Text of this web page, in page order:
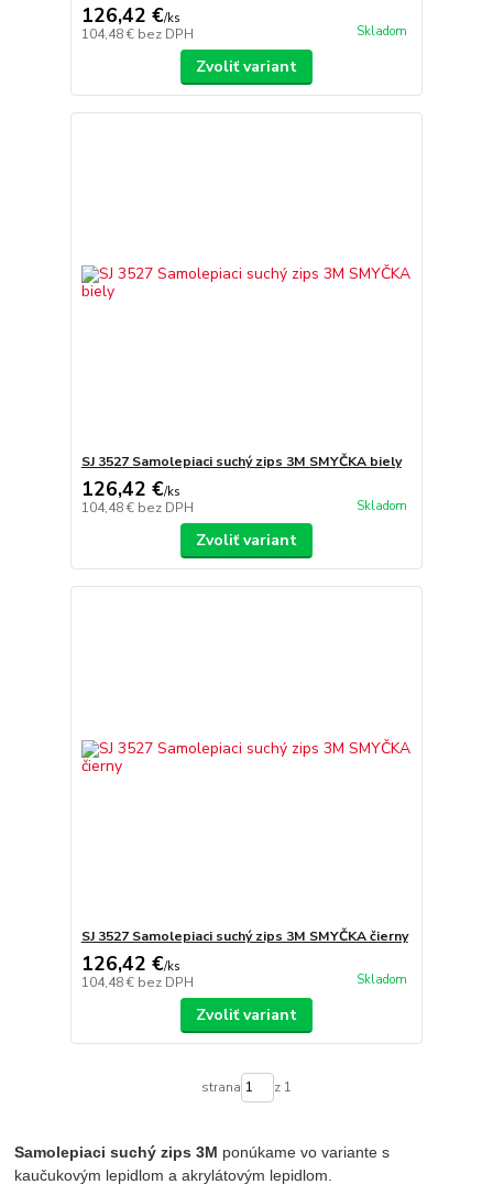
126,42 €/ks
104,48 € bez DPH Skladom
Zvoliť variant
SJ 3527 Samolepiaci suchý zips 3M SMYČKA biely
126,42 €/ks
104,48 € bez DPH Skladom
Zvoliť variant
SJ 3527 Samolepiaci suchý zips 3M SMYČKA čierny
126,42 €/ks
104,48 € bez DPH Skladom
Zvoliť variant
strana z 1
Samolepiaci suchý zips 3M ponúkame vo variante s
kaučukovým lepidlom a akrylátovým lepidlom.